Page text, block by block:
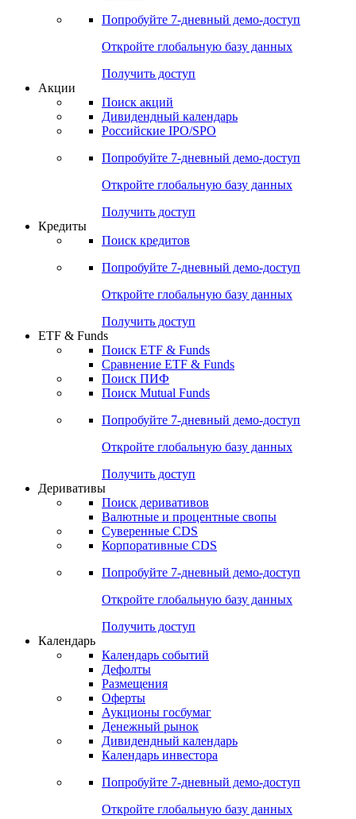
Попробуйте 7-дневный демо-доступ
Откройте глобальную базу данных
Получить доступ
Акции
Поиск акций
Дивидендный календарь
Российские IPO/SPO
Попробуйте 7-дневный демо-доступ
Откройте глобальную базу данных
Получить доступ
Кредиты
Поиск кредитов
Попробуйте 7-дневный демо-доступ
Откройте глобальную базу данных
Получить доступ
ETF & Funds
Поиск ETF & Funds
Сравнение ETF & Funds
Поиск ПИФ
Поиск Mutual Funds
Попробуйте 7-дневный демо-доступ
Откройте глобальную базу данных
Получить доступ
Деривативы
Поиск деривативов
Валютные и процентные свопы
Суверенные CDS
Корпоративные CDS
Попробуйте 7-дневный демо-доступ
Откройте глобальную базу данных
Получить доступ
Календарь
Календарь событий
Дефолты
Размещения
Оферты
Аукционы госбумаг
Денежный рынок
Дивидендный календарь
Календарь инвестора
Попробуйте 7-дневный демо-доступ
Откройте глобальную базу данных